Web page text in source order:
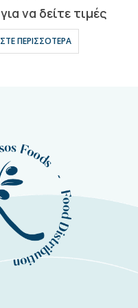
out of 5
Συνδεθείτε για να δείτε
ΔΙΑΒΆΣΤΕ ΠΕΡΙΣΣΌΤΕΡΑ